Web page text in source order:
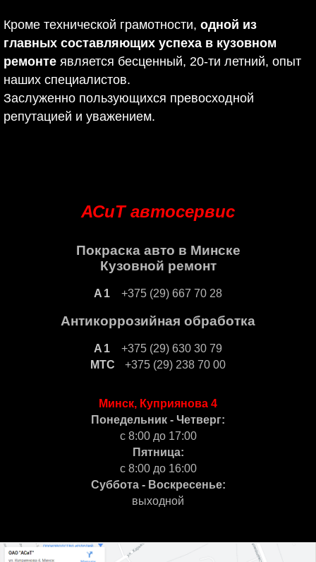
Кроме технической грамотности, одной из
главных составляющих успеха в кузовном
ремонте является бесценный, 20-ти летний, опыт
наших специалистов.
Заслуженно пользующихся превосходной
репутацией и уважением.
АСиТ автосервис
Покраска авто в Минске
Кузовной ремонт
+375 (29) 667 70 28
Антикоррозийная обработка
+375 (29) 630 30 79
+375 (29) 238 70 00
Минск, Куприянова 4
Понедельник - Четверг:
с 8:00 до 17:00
Пятница:
с 8:00 до 16:00
Суббота - Воскресенье:
выходной